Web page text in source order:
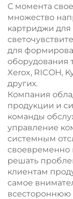
С момента
множество
картриджи
для
оборудования
Xerox, RICOH,
других.
Компания
продукции и
команды
управление
системным
своевременно
решать
клиентам
самое
всестороннюю